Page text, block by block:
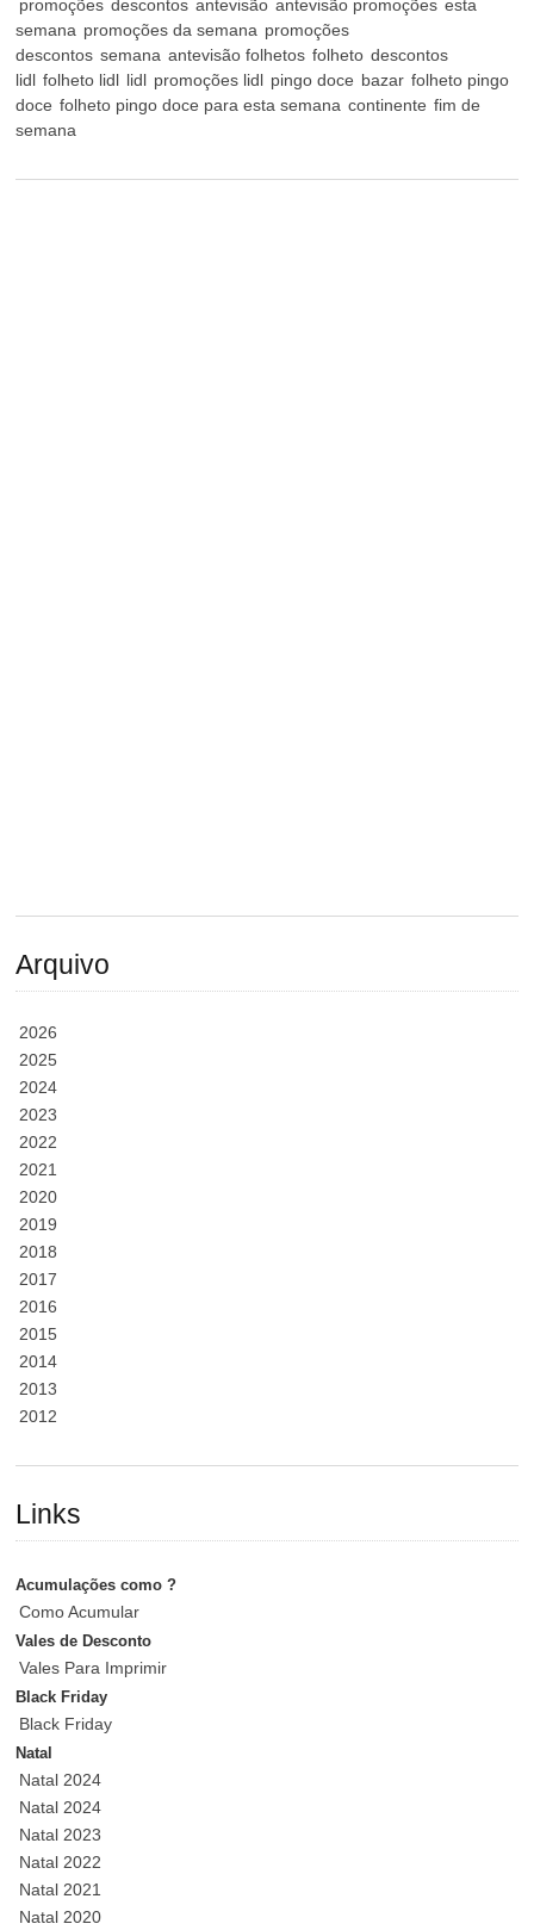
promoções descontos antevisão antevisão promoções esta
semana promoções da semana promoções
descontos semana antevisão folhetos folheto descontos
lidl folheto lidl lidl promoções lidl pingo doce bazar folheto pingo
doce folheto pingo doce para esta semana continente fim de
semana
Arquivo
2026
2025
2024
2023
2022
2021
2020
2019
2018
2017
2016
2015
2014
2013
2012
Links
Acumulações como ?
Como Acumular
Vales de Desconto
Vales Para Imprimir
Black Friday
Black Friday
Natal
Natal 2024
Natal 2024
Natal 2023
Natal 2022
Natal 2021
Natal 2020